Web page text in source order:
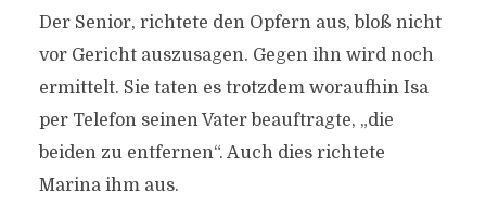
Der Senior, richtete den Opfern aus, bloß nicht
vor Gericht auszusagen. Gegen ihn wird noch
ermittelt. Sie taten es trotzdem woraufhin Isa
per Telefon seinen Vater beauftragte, „die
beiden zu entfernen“. Auch dies richtete
Marina ihm aus.